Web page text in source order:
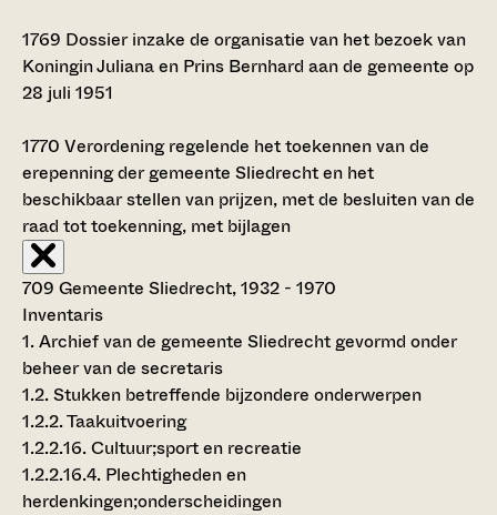
1769 Dossier inzake de organisatie van het bezoek van
Koningin Juliana en Prins Bernhard aan de gemeente op
28 juli 1951
1770 Verordening regelende het toekennen van de
erepenning der gemeente Sliedrecht en het
beschikbaar stellen van prijzen, met de besluiten van de
raad tot toekenning, met bijlagen
709 Gemeente Sliedrecht, 1932 - 1970
Inventaris
1. Archief van de gemeente Sliedrecht gevormd onder
beheer van de secretaris
1.2. Stukken betreffende bijzondere onderwerpen
1.2.2. Taakuitvoering
1.2.2.16. Cultuur;sport en recreatie
1.2.2.16.4. Plechtigheden en
herdenkingen;onderscheidingen